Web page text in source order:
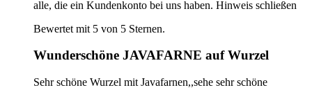
alle, die ein Kundenkonto bei uns haben. Hinweis schließen
Bewertet mit 5 von 5 Sternen.
Wunderschöne JAVAFARNE auf Wurzel
Sehr schöne Wurzel mit Javafarnen,,sehe sehr schöne